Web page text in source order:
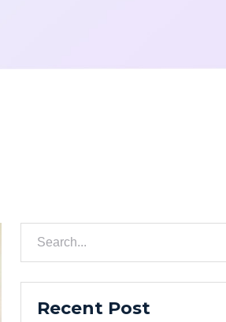
Recent Post